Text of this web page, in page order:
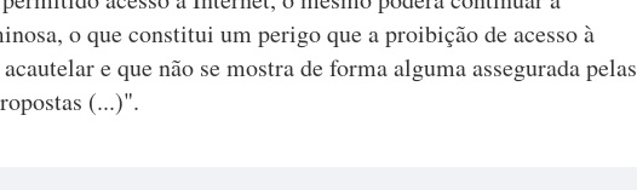
o que constitui um perigo que a proibição de acesso à
e que não se mostra de forma alguma assegurada pelas
(...)".